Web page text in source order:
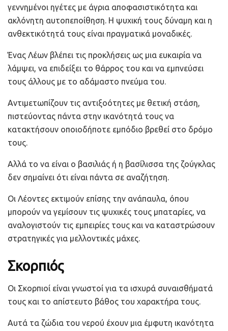
γεννημένοι ηγέτες με άγρια αποφασιστικότητα και
ακλόνητη αυτοπεποίθηση. Η ψυχική τους δύναμη και η
ανθεκτικότητά τους είναι πραγματικά μοναδικές.
Ένας Λέων βλέπει τις προκλήσεις ως μια ευκαιρία να
λάμψει, να επιδείξει το θάρρος του και να εμπνεύσει
τους άλλους με το αδάμαστο πνεύμα του.
Αντιμετωπίζουν τις αντιξοότητες με θετική στάση,
πιστεύοντας πάντα στην ικανότητά τους να
κατακτήσουν οποιοδήποτε εμπόδιο βρεθεί στο δρόμο
τους.
Αλλά το να είναι ο βασιλιάς ή η βασίλισσα της ζούγκλας
δεν σημαίνει ότι είναι πάντα σε αναζήτηση.
Οι Λέοντες εκτιμούν επίσης την ανάπαυλα, όπου
μπορούν να γεμίσουν τις ψυχικές τους μπαταρίες, να
αναλογιστούν τις εμπειρίες τους και να καταστρώσουν
στρατηγικές για μελλοντικές μάχες.
Σκορπιός
Οι Σκορπιοί είναι γνωστοί για τα ισχυρά συναισθήματά
τους και το απίστευτο βάθος του χαρακτήρα τους.
Αυτά τα ζώδια του νερού έχουν μια έμφυτη ικανότητα